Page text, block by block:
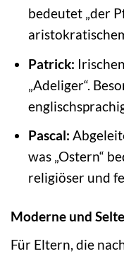
bedeutet „der
Patrick:
„Adeliger“.
Pascal:
was „Ostern“
religiöser und
Moderne und
Für Eltern, die